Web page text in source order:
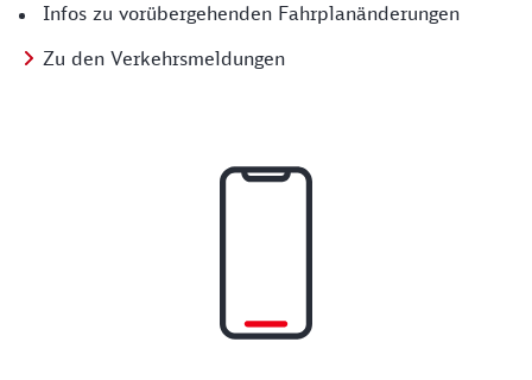
Infos zu vorübergehenden Fahrplanänderungen
Zu den Verkehrsmeldungen